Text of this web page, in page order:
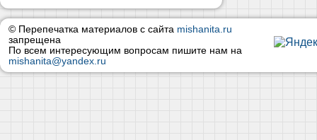
© Перепечатка материалов с сайта mishanita.ru
запрещена
По всем интересующим вопросам пишите нам на
mishanita@yandex.ru